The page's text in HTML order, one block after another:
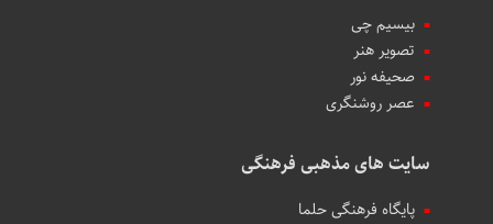
بیسیم چی
تصویر هنر
صحیفه نور
عصر روشنگری
سایت های مذهبی فرهنگی
پایگاه فرهنگی حلما